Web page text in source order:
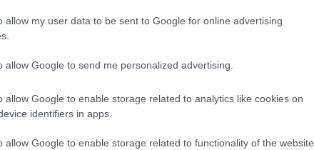
allow my user data to be sent to Google for online advertising
allow Google to send me personalized advertising.
allow Google to enable storage related to analytics like cookies on
identifiers in apps.
allow Google to enable storage related to functionality of the website